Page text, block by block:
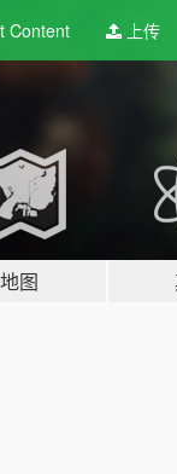
Content 上传
地图